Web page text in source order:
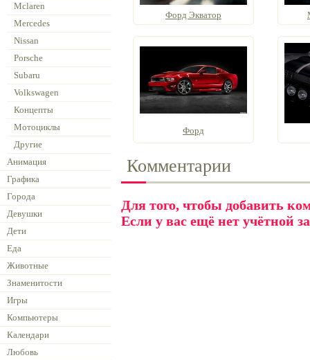
Mclaren
Mercedes
Nissan
Porsche
Subaru
Volkswagen
Концепты
Мотоциклы
Другие
Анимация
Графика
Города
Девушки
Дети
Еда
Животные
Знаменитости
Игры
Компьютеры
Календари
Любовь
Форд Экватор
Форд
Комментарии
Для того, чтобы добавить
Если у вас ещё нет учётной